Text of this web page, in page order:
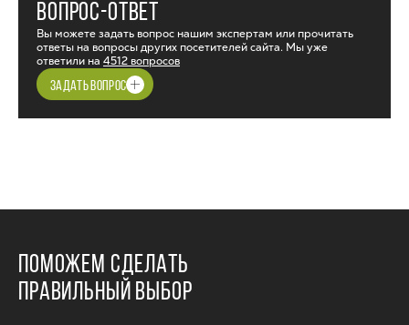
ВОПРОС-ОТВЕТ
Вы можете задать вопрос нашим экспертам или прочитать
ответы на вопросы других посетителей сайта. Мы уже
ответили на 4512 вопросов
ЗАДАТЬ ВОПРОС
ПОМОЖЕМ СДЕЛАТЬ
ПРАВИЛЬНЫЙ ВЫБОР